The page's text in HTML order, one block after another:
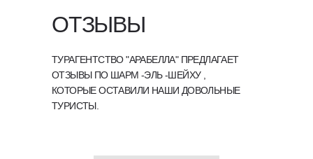
OТЗЫВЫ
ТУРАГЕНТСТВО "АРАБЕЛЛА" ПРЕДЛАГАЕТ
ОТЗЫВЫ ПО ШАРМ -ЭЛЬ -ШЕЙХУ ,
КОТОРЫЕ ОСТАВИЛИ НАШИ ДОВОЛЬНЫЕ
ТУРИСТЫ.